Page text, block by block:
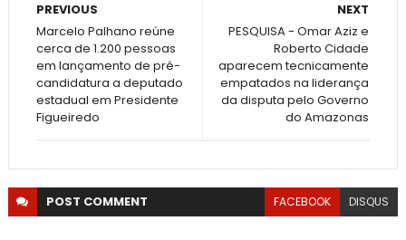
NEXT
PESQUISA - Omar Aziz e
Roberto Cidade
aparecem tecnicamente
empatados na liderança
da disputa pelo Governo
do Amazonas
PREVIOUS
Marcelo Palhano reúne
cerca de 1.200 pessoas
em lançamento de pré-
candidatura a deputado
estadual em Presidente
Figueiredo
POST COMMENT FACEBOOK DISQUS